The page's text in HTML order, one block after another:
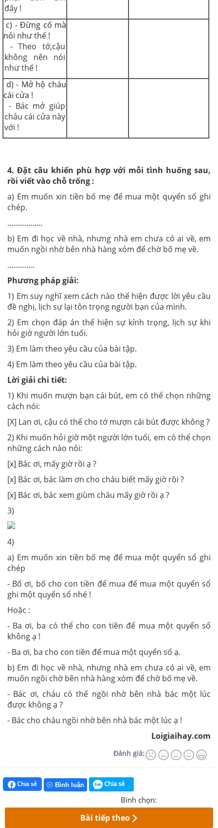
đấy !
c) - Đừng cố mà
nói như thế !
- Theo tớ,cậu
không nên nói
như thế !
d) - Mở hộ cháu
cái cửa !
- Bác mở giúp
cháu cái cửa này
với !
4. Đặt câu khiến phù hợp với mỗi tình huống sau,
rồi viết vào chỗ trống :
a) Em muốn xin tiền bố mẹ để mua một quyển sổ ghi
chép.
..................
b) Em đi học về nhà, nhưng nhà em chưa có ai về, em
muốn ngồi nhờ bên nhà hàng xóm để chờ bố mẹ về.
..............
Phương pháp giải:
1) Em suy nghĩ xem cách nào thể hiện được lời yêu cầu
đề nghị, lịch sự lại tôn trọng người bạn của mình.
2) Em chọn đáp án thể hiện sự kính trọng, lịch sự khi
hỏi giờ người lớn tuổi.
3) Em làm theo yêu cầu của bài tập.
4) Em làm theo yêu cầu của bài tập.
Lời giải chi tiết:
1) Khi muốn mượn bạn cái bút, em có thể chọn những
cách nói:
[X] Lan ơi, cậu có thể cho tớ mượn cái bút được không ?
2) Khi muốn hỏi giờ một người lớn tuổi, em có thể chọn
những cách nào nói:
[x] Bác ơi, mấy giờ rồi ạ ?
[x] Bác ơi, bác làm ơn cho cháu biết mấy giờ rồi ?
[x] Bác ơi, bác xem giùm cháu mấy giờ rồi ạ ?
3)
4)
a) Em muốn xin tiền bố mẹ để mua một quyển sổ ghi
chép
- Bố ơi, bố cho con tiền để mua để mua một quyển sổ
ghi một quyển sổ nhé !
Hoặc :
- Ba ơi, ba có thể cho con tiền để mua một quyển sổ
không ạ !
- Ba ơi, ba cho con tiền để mua một quyển sổ ạ.
b) Em đi học về nhà, nhưng nhà em chưa có ai về, em
muốn ngồi chờ bên nhà hàng xóm để chờ bố mẹ về.
- Bác ơi, cháu có thể ngồi nhờ bên nhà bác một lúc
được không ạ ?
- Bác cho cháu ngồi nhờ bên nhà bác một lúc ạ !
Loigiaihay.com
Đánh giá:
Chia sẻ Bình luận Chia sẻ
Bình chọn:
Bài tiếp theo